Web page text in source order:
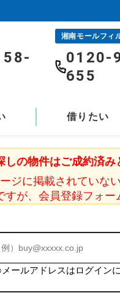
湘南モールフィ
0120-
655
借りたい
しの物件はご成約済み
ジに掲載されていな
すが、会員登録フォー
ールアドレスはログイン